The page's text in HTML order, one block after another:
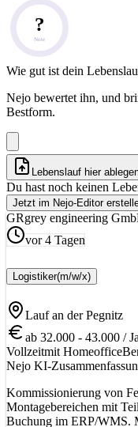
?
Note
Wie gut ist dein
Nejo bewertet ihn, und
Bestform.
Lebenslauf hier
Du hast noch keinen
Jetzt im Nejo-Editor
GRgrey engineering
vor 4 Tagen
Logistiker(m/w/x)
Lauf an der Pegnitz
ab 32.000 - 43.000 /
Vollzeitmit Homeoffice
Nejo KI-
Kommissionierung von
Montagebereichen mit
Buchung im ERP/WMS.